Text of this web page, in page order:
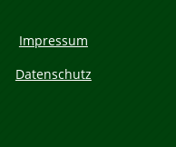
Impressum
Datenschutz